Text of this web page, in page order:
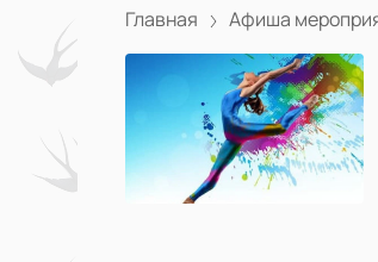
Главная Афиша